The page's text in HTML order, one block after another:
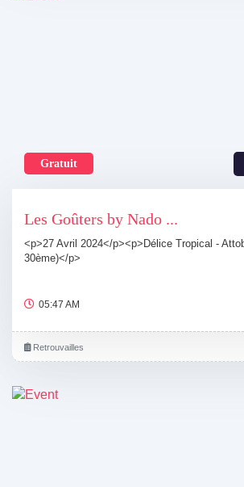
Les Goûters by Nado ...
<p>27 Avril 2024</p><p>Délice Tropical -
30ème)</p>
05:47 AM
Retrouvailles
Gratuit